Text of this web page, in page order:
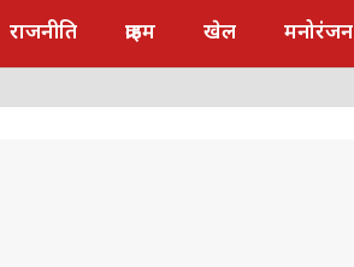
राजनीति क्राइम खेल मनोरंजन